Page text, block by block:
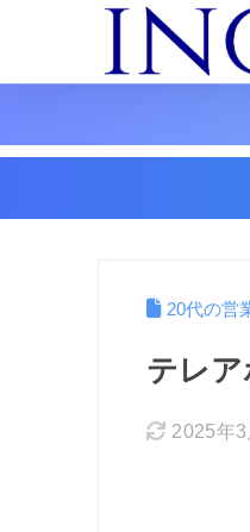
20代の営
テレ
2025年3